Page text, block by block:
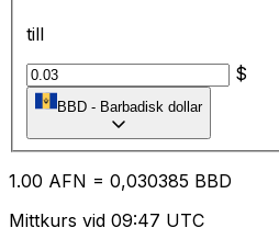
till
$
BBD - Barbadisk dollar
1.00 AFN = 0,030385 BBD
Mittkurs vid 09:47 UTC